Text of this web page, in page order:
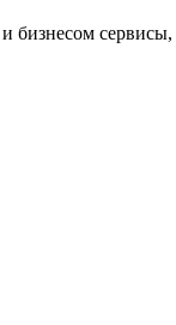
сервисы,